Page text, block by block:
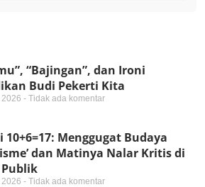
“Bajingan”, dan Ironi
Budi Pekerti Kita
Tidak ada komentar
10+6=17: Menggugat Budaya
dan Matinya Nalar Kritis di
Tidak ada komentar